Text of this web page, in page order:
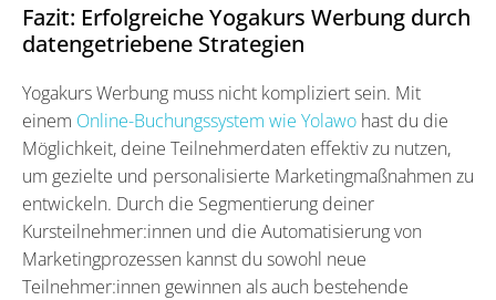
Fazit: Erfolgreiche Yogakurs Werbung durch
datengetriebene Strategien
Yogakurs Werbung muss nicht kompliziert sein. Mit
einem Online-Buchungssystem wie Yolawo hast du die
Möglichkeit, deine Teilnehmerdaten effektiv zu nutzen,
um gezielte und personalisierte Marketingmaßnahmen zu
entwickeln. Durch die Segmentierung deiner
Kursteilnehmer:innen und die Automatisierung von
Marketingprozessen kannst du sowohl neue
Teilnehmer:innen gewinnen als auch bestehende